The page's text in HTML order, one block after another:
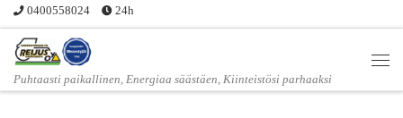
0400558024 24h
Puhtaasti paikallinen, Energiaa säästäen, Kiinteistösi parhaaksi